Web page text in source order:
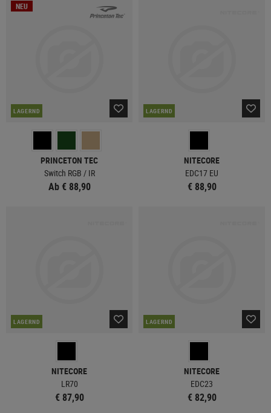
NEU
LAGERND
PRINCETON TEC
Switch RGB / IR
Ab € 88,90
LAGERND
NITECORE
EDC17 EU
€ 88,90
LAGERND
NITECORE
LR70
€ 87,90
LAGERND
NITECORE
EDC23
€ 82,90